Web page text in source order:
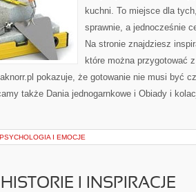
kuchni. To miejsce dla
sprawnie, a jednocześnie
Na stronie znajdziesz
które można przygotować
pokazuje, że gotowanie nie musi być
także Dania jednogarnkowe i Obiady i
PSYCHOLOGIA I EMOCJE
I INSPIRACJE